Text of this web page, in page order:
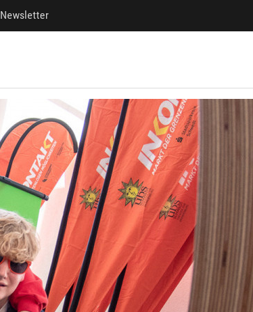
Newsletter